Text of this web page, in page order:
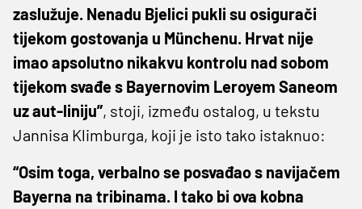
zaslužuje. Nenadu Bjelici pukli su osigurači
tijekom gostovanja u Münchenu. Hrvat nije
imao apsolutno nikakvu kontrolu nad sobom
tijekom svađe s Bayernovim Leroyem Saneom
uz aut-liniju”, stoji, između ostalog, u tekstu
Jannisa Klimburga, koji je isto tako istaknuo:
“Osim toga, verbalno se posvađao s navijačem
Bayerna na tribinama. I tako bi ova kobna